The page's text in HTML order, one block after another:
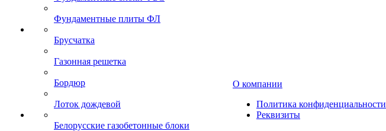
Фундаментные плиты ФЛ
Брусчатка
Газонная решетка
Бордюр
Лоток дождевой
Белорусские газобетонные блоки
О компании
Политика конфиденциальности
Реквизиты